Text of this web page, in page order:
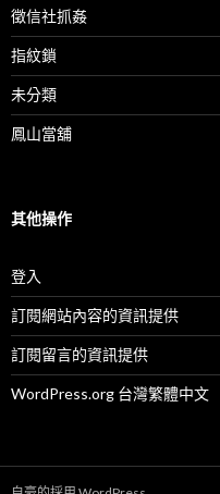
徵信社抓姦
指紋鎖
未分類
鳳山當舖
其他操作
登入
訂閱網站內容的資訊提供
訂閱留言的資訊提供
WordPress.org 台灣繁體中文